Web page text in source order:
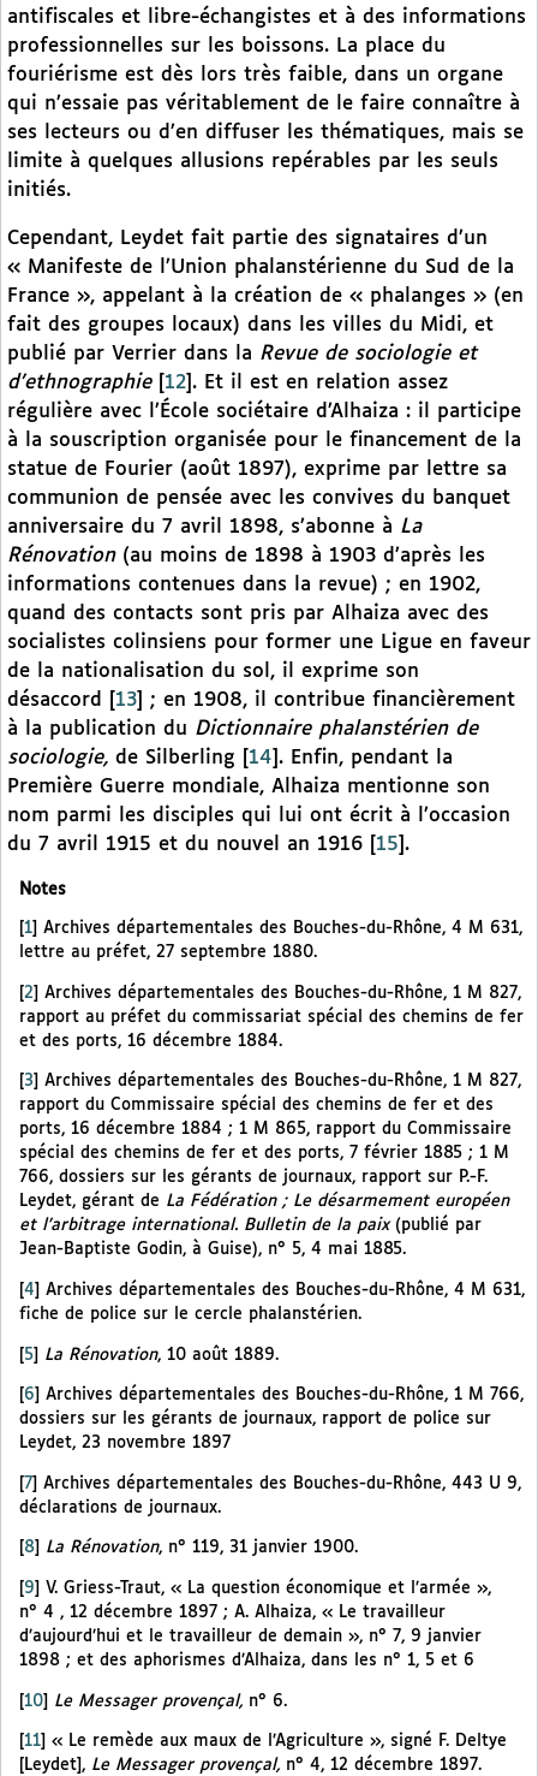
antifiscales et libre-échangistes et à des informations
professionnelles sur les boissons. La place du
fouriérisme est dès lors très faible, dans un organe
qui n’essaie pas véritablement de le faire connaître à
ses lecteurs ou d’en diffuser les thématiques, mais se
limite à quelques allusions repérables par les seuls
initiés.
Cependant, Leydet fait partie des signataires d’un
« Manifeste de l’Union phalanstérienne du Sud de la
France », appelant à la création de « phalanges » (en
fait des groupes locaux) dans les villes du Midi, et
publié par Verrier dans la Revue de sociologie et
d’ethnographie[ 12 . Et il est en relation assez
régulière avec l’École sociétaire d’Alhaiza : il participe
à la souscription organisée pour le financement de la
statue de Fourier (août 1897), exprime par lettre sa
communion de pensée avec les convives du banquet
anniversaire du 7 avril 1898, s’abonne à La
Rénovation (au moins de 1898 à 1903 d’après les
informations contenues dans la revue) ; en 1902,
quand des contacts sont pris par Alhaiza avec des
socialistes colinsiens pour former une Ligue en faveur
de la nationalisation du sol, il exprime son
désaccord
13
; en 1908, il contribue financièrement
à la publication du Dictionnaire phalanstérien de
sociologie, de Silberling 14 . Enfin, pendant la
Première Guerre mondiale, Alhaiza mentionne son
nom parmi les disciples qui lui ont écrit à l’occasion
du 7 avril 1915 et du nouvel an 1916
15 .
Notes
1
Archives départementales des Bouches-du-Rhône, 4 M 631,
lettre au préfet, 27 septembre 1880.
[2] Archives départementales des Bouches-du-Rhône, 1 M 827,
rapport au préfet du commissariat spécial des chemins de fer
et des ports, 16 décembre 1884.
3
Archives départementales des Bouches-du-Rhône, 1 M 827,
rapport du Commissaire spécial des chemins de fer et des
ports, 16 décembre 1884 ; 1 M 865, rapport du Commissaire
spécial des chemins de fer et des ports, 7 février 1885 ; 1 M
766, dossiers sur les gérants de journaux, rapport sur P.-F.
Leydet, gérant de La Fédération ; Le désarmement européen
et l’arbitrage international. Bulletin de la paix(publié par
Jean-Baptiste Godin, à Guise), n° 5, 4 mai 1885.
4
Archives départementales des Bouches-du-Rhône, 4 M 631,
fiche de police sur le cercle phalanstérien.
[5] La Rénovation, 10 août 1889.
6
Archives départementales des Bouches-du-Rhône, 1 M 766,
dossiers sur les gérants de journaux, rapport de police sur
Leydet, 23 novembre 1897
[7] Archives départementales des Bouches-du-Rhône, 443 U 9,
déclarations de journaux.
8 La Rénovation, n° 119, 31 janvier 1900.
9
V. Griess-Traut, « La question économique et l’armée »,
n° 4 , 12 décembre 1897 ; A. Alhaiza, « Le travailleur
d’aujourd’hui et le travailleur de demain », n° 7, 9 janvier
1898 ; et des aphorismes d’Alhaiza, dans les n° 1, 5 et 6
[10] Le Messager provençal, n° 6.
11
« Le remède aux maux de l’Agriculture », signé F. Deltye
[Leydet], Le Messager provençal, n° 4, 12 décembre 1897.